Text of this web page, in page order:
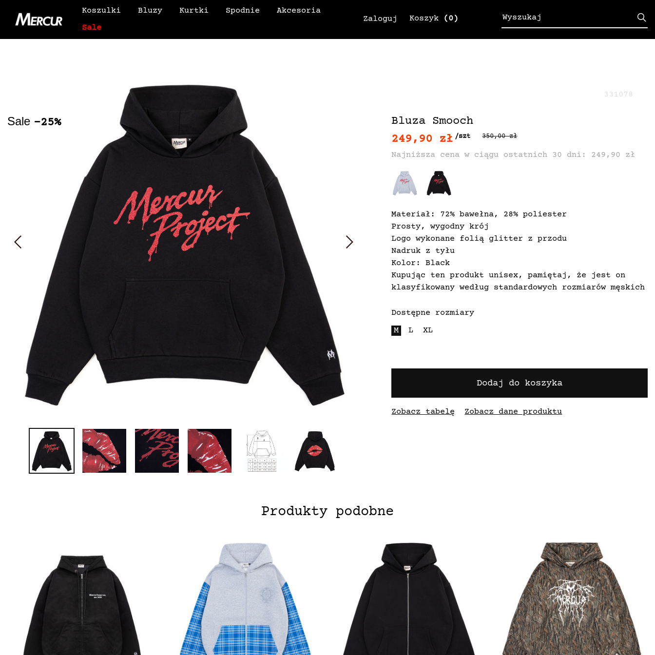
Koszyk (0)
Zaloguj
Koszulki Bluzy Kurtki Spodnie
Akcesoria
Sale
Sale -25% Bluza Smooch
331078
249,90 zł /szt 350,00 zł
Najniższa cena w ciągu ostatnich 30 dni: 249,90 zł
Materiał: 72% bawełna, 28% poliester
Prosty, wygodny krój
Logo wykonane folią glitter z przodu
Nadruk z tyłu
Kolor: Black
Kupując ten produkt unisex, pamiętaj, że jest on
klasyfikowany według standardowych rozmiarów męskich
Dostępne rozmiary
M
L XL
Dodaj do koszyka
Zobacz tabelę Zobacz dane produktu
Produkty podobne